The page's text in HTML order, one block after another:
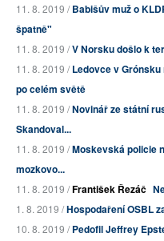
11. 8. 2019 /Babišův muž o
špatně"
11. 8. 2019 /V Norsku došlo k
11. 8. 2019 /Ledovce v
po celém světě
11. 8. 2019 /Novinář ze státní
Skandoval...
11. 8. 2019 /Moskevská policie
mozkovo...
11. 8. 2019 /František Řezáč
1. 8. 2019 /Hospodaření OSBL
10. 8. 2019 /Pedofil Jeffrey